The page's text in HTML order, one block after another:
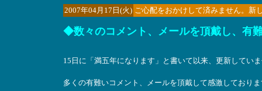
2007年04月17日(火) ご心配をおかけして済みません。新
◆数々のコメント、メールを頂戴し、有
15日に「満五年になります」と書いて以来、更新してい
多くの有難いコメント、メールを頂戴して感激しており